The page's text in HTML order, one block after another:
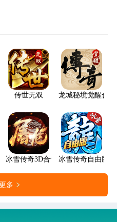
传世无双 龙城秘境觉醒合击
职业
冰雪传奇3D合击版冰雪传奇自由版
多